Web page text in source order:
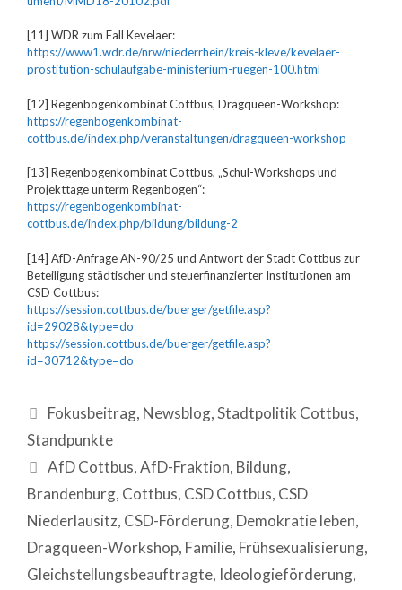
[11] WDR zum Fall Kevelaer:
https://www1.wdr.de/nrw/niederrhein/kreis-kleve/kevelaer-
prostitution-schulaufgabe-ministerium-ruegen-100.html
[12] Regenbogenkombinat Cottbus, Dragqueen-Workshop:
https://regenbogenkombinat-
cottbus.de/index.php/veranstaltungen/dragqueen-workshop
[13] Regenbogenkombinat Cottbus, „Schul-Workshops und
Projekttage unterm Regenbogen“:
https://regenbogenkombinat-
cottbus.de/index.php/bildung/bildung-2
[14] AfD-Anfrage AN-90/25 und Antwort der Stadt Cottbus zur
Beteiligung städtischer und steuerfinanzierter Institutionen am
CSD Cottbus:
https://session.cottbus.de/buerger/getfile.asp?
id=29028&type=do
https://session.cottbus.de/buerger/getfile.asp?
id=30712&type=do
Fokusbeitrag, Newsblog,Stadtpolitik Cottbus,
Standpunkte
AfD Cottbus,AfD-Fraktion, Bildung,
Brandenburg, Cottbus, CSD Cottbus, CSD
Niederlausitz, CSD-Förderung, Demokratie leben,
Dragqueen-Workshop, Familie, Frühsexualisierung,
Gleichstellungsbeauftragte, Ideologieförderung,